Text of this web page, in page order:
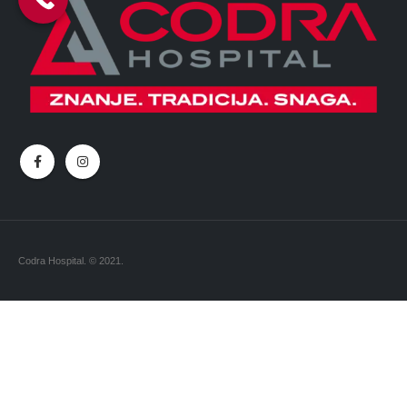
Codra Hospital. © 2021.